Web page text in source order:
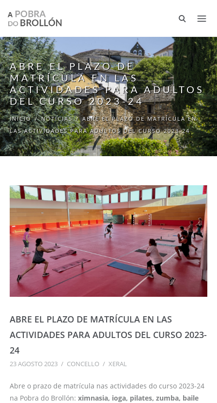
ABRE EL PLAZO DE
MATRÍCULA EN LAS
ACTIVIDADES PARA ADULTOS
DEL CURSO 2023-24
INICIO / NOTICIAS / ABRE EL PLAZO DE MATRÍCULA EN
LAS ACTIVIDADES PARA ADULTOS DEL CURSO 2023-24
ABRE EL PLAZO DE MATRÍCULA EN LAS
ACTIVIDADES PARA ADULTOS DEL CURSO 2023-
24
23 AGOSTO 2023 / CONCELLO / XERAL
Abre o prazo de matrícula nas actividades do curso 2023-24
na Pobra do Brollón: ximnasia, ioga, pilates, zumba, baile